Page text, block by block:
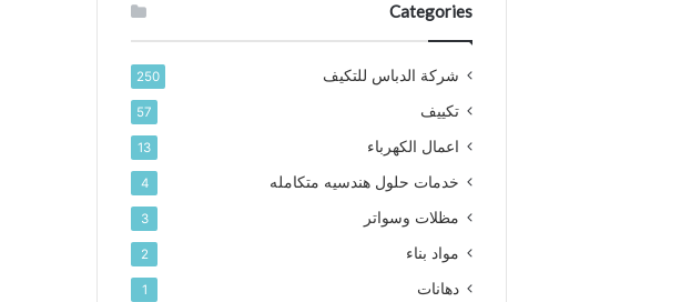
Categories
شركة الدباس للتكيف 250
تكييف 57
اعمال الكهرباء 13
خدمات حلول هندسيه متكامله 4
مظلات وسواتر 3
مواد بناء 2
دهانات 1